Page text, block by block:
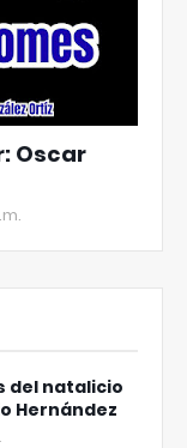
Oscar
del natalicio
Hernández